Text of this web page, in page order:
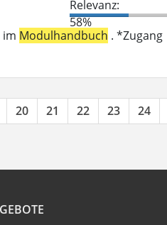
Relevanz:
58%
im Modulhandbuch . *Zugang
20 21 22 23 24